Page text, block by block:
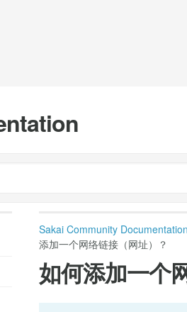
Sakai Community Documentation
添加一个网络链接（网址）？
如何添加一个